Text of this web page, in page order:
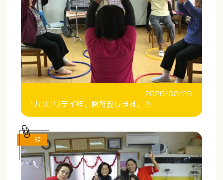
2026/02/26
リハビリデイ結、閉所致します。②
結